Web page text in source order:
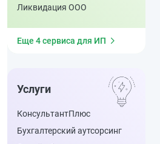
Ликвидация ООО
Еще 4 сервиса для ИП
Услуги
КонсультантПлюс
Бухгалтерский аутсорсинг